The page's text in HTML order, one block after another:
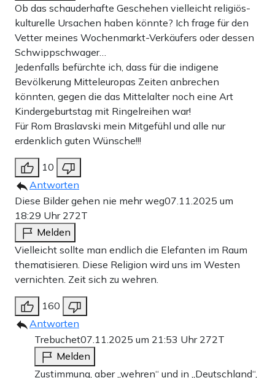
Ob das schauderhafte Geschehen vielleicht religiös-
kulturelle Ursachen haben könnte? Ich frage für den
Vetter meines Wochenmarkt-Verkäufers oder dessen
Schwippschwager…
Jedenfalls befürchte ich, dass für die indigene
Bevölkerung Mitteleuropas Zeiten anbrechen
könnten, gegen die das Mittelalter noch eine Art
Kindergeburtstag mit Ringelreihen war!
Für Rom Braslavski mein Mitgefühl und alle nur
erdenklich guten Wünsche!!!
10
Antworten
Diese Bilder gehen nie mehr weg07.11.2025 um
18:29 Uhr 272T
Melden
Vielleicht sollte man endlich die Elefanten im Raum
thematisieren. Diese Religion wird uns im Westen
vernichten. Zeit sich zu wehren.
160
Antworten
Trebuchet07.11.2025 um 21:53 Uhr 272T
Melden
Zustimmung, aber „wehren“ und in „Deutschland“,